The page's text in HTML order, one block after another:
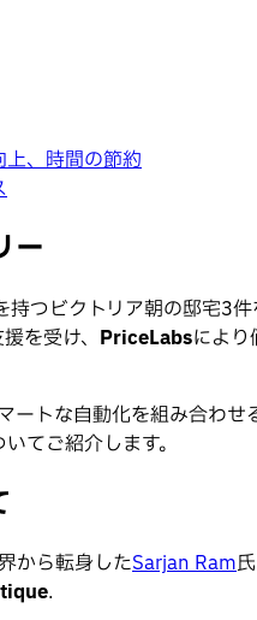
、時間の節約
ー
持つビクトリア朝の邸宅3
を受け、 PriceLabsによ
ートな自動化を組み合わ
てご紹介します。
から転身したSarjan Ram
.